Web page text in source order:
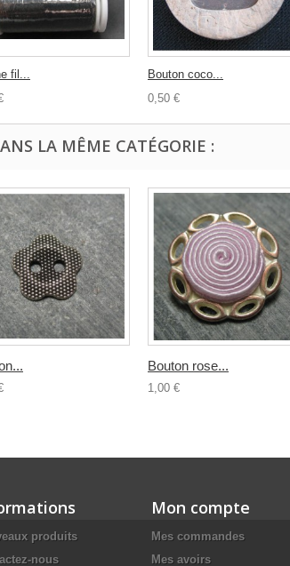
fil...
Bouton coco...
0,50 €
LA MÊME CATÉGORIE :
Bouton rose...
1,00 €
produits
nous
Mon compte
Mes commandes
Mes avoirs